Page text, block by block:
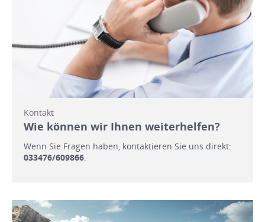
Kontakt
Wie können wir Ihnen weiterhelfen?
Wenn Sie Fragen haben, kontaktieren Sie uns direkt:
033476/609866